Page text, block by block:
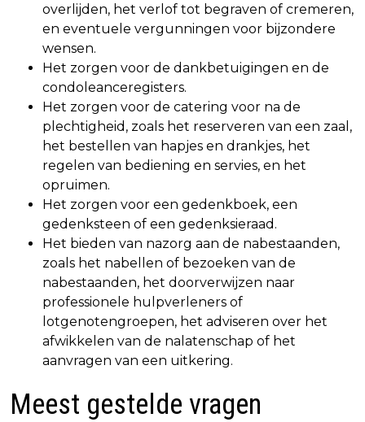
overlijden, het verlof tot begraven of cremeren,
en eventuele vergunningen voor bijzondere
wensen.
Het zorgen voor de dankbetuigingen en de
condoleanceregisters.
Het zorgen voor de catering voor na de
plechtigheid, zoals het reserveren van een zaal,
het bestellen van hapjes en drankjes, het
regelen van bediening en servies, en het
opruimen.
Het zorgen voor een gedenkboek, een
gedenksteen of een gedenksieraad.
Het bieden van nazorg aan de nabestaanden,
zoals het nabellen of bezoeken van de
nabestaanden, het doorverwijzen naar
professionele hulpverleners of
lotgenotengroepen, het adviseren over het
afwikkelen van de nalatenschap of het
aanvragen van een uitkering.
Meest gestelde vragen